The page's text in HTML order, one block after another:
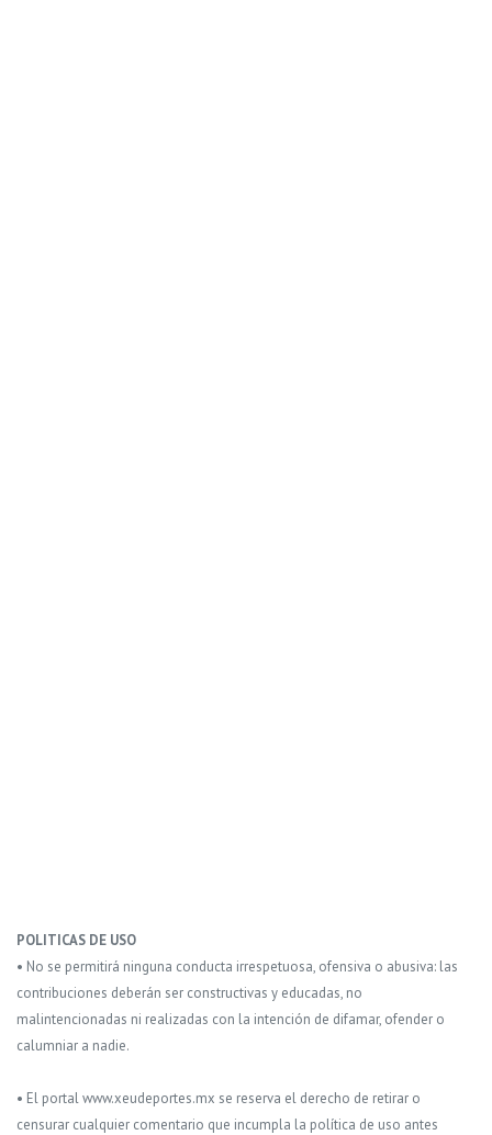
POLITICAS DE USO
• No se permitirá ninguna conducta irrespetuosa, ofensiva o abusiva: las
contribuciones deberán ser constructivas y educadas, no
malintencionadas ni realizadas con la intención de difamar, ofender o
calumniar a nadie.
• El portal www.xeudeportes.mx se reserva el derecho de retirar o
censurar cualquier comentario que incumpla la política de uso antes